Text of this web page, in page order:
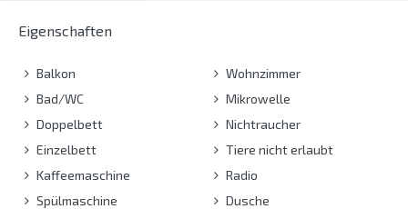
Eigenschaften
Balkon
Bad/WC
Doppelbett
Einzelbett
Kaffeemaschine
Spülmaschine
Wohnzimmer
Mikrowelle
Nichtraucher
Tiere nicht erlaubt
Radio
Dusche